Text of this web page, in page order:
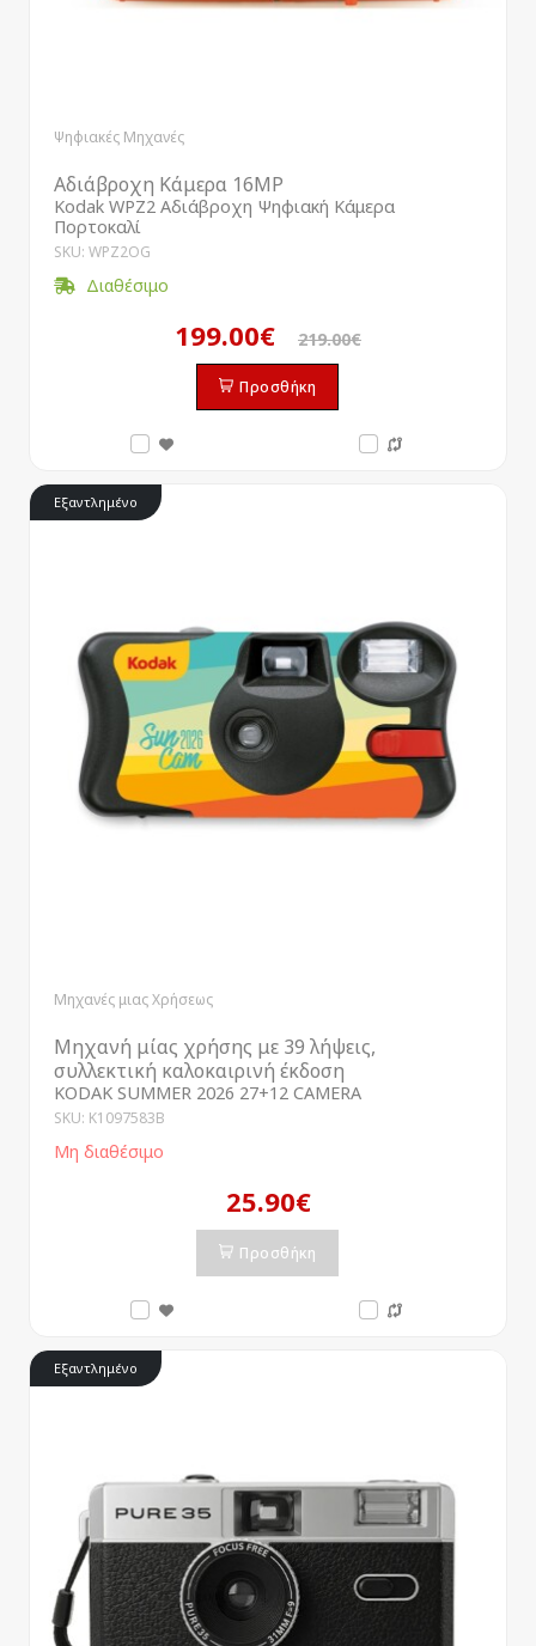
Ψηφιακές Μηχανές
Αδιάβροχη Κάμερα 16MP
Kodak WPZ2 Αδιάβροχη Ψηφιακή Κάμερα
Πορτοκαλί
SKU: WPZ2OG
Διαθέσιμο
199.00€ 219.00€
Προσθήκη
Εξαντλημένο
Μηχανές μιας Χρήσεως
Μηχανή μίας χρήσης με 39 λήψεις,
συλλεκτική καλοκαιρινή έκδοση
KODAK SUMMER 2026 27+12 CAMERA
SKU: K1097583B
Μη διαθέσιμο
25.90€
Προσθήκη
Εξαντλημένο